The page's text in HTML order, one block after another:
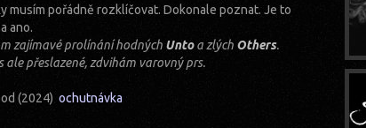
musím pořádně rozklíčovat. Dokonale poznat. Je to
ano.
zajímavé prolínání hodných Untoa zlých Others.
přeslazené, zdvihám varovný prs.
(2024) ochutnávka